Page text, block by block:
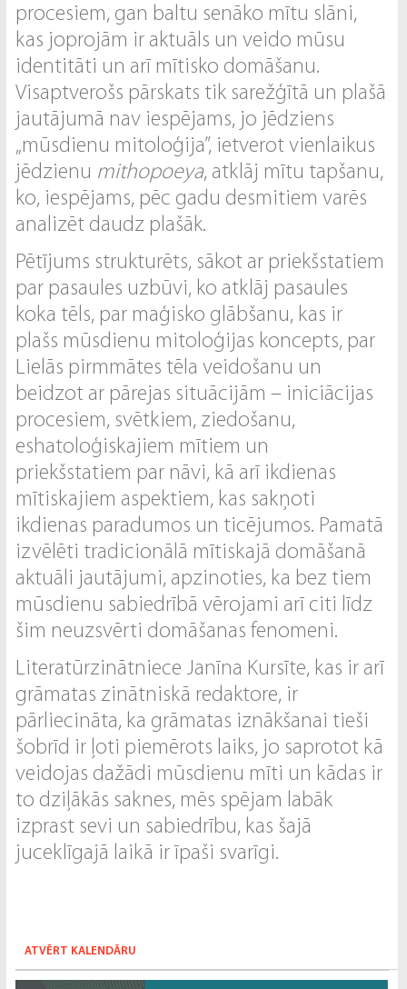
procesiem, gan baltu senāko mītu slāni,
kas joprojām ir aktuāls un veido mūsu
identitāti un arī mītisko domāšanu.
Visaptverošs pārskats tik sarežģītā un plašā
jautājumā nav iespējams, jo jēdziens
„mūsdienu mitoloģija”, ietverot vienlaikus
jēdzienu mithopoeya, atklāj mītu tapšanu,
ko, iespējams, pēc gadu desmitiem varēs
analizēt daudz plašāk.
Pētījums strukturēts, sākot ar priekšstatiem
par pasaules uzbūvi, ko atklāj pasaules
koka tēls, par maģisko glābšanu, kas ir
plašs mūsdienu mitoloģijas koncepts, par
Lielās pirmmātes tēla veidošanu un
beidzot ar pārejas situācijām – iniciācijas
procesiem, svētkiem, ziedošanu,
eshatoloģiskajiem mītiem un
priekšstatiem par nāvi, kā arī ikdienas
mītiskajiem aspektiem, kas sakņoti
ikdienas paradumos un ticējumos. Pamatā
izvēlēti tradicionālā mītiskajā domāšanā
aktuāli jautājumi, apzinoties, ka bez tiem
mūsdienu sabiedrībā vērojami arī citi līdz
šim neuzsvērti domāšanas fenomeni.
Literatūrzinātniece Janīna Kursīte, kas ir arī
grāmatas zinātniskā redaktore, ir
pārliecināta, ka grāmatas iznākšanai tieši
šobrīd ir ļoti piemērots laiks, jo saprotot kā
veidojas dažādi mūsdienu mīti un kādas ir
to dziļākās saknes, mēs spējam labāk
izprast sevi un sabiedrību, kas šajā
juceklīgajā laikā ir īpaši svarīgi.
ATVĒRT KALENDĀRU